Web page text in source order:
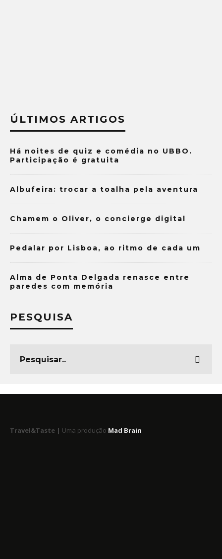
ÚLTIMOS ARTIGOS
Há noites de quiz e comédia no UBBO.
Participação é gratuita
Albufeira: trocar a toalha pela aventura
Chamem o Oliver, o concierge digital
Pedalar por Lisboa, ao ritmo de cada um
Alma de Ponta Delgada renasce entre
paredes com memória
PESQUISA
Travel&Taste | Uma produção Mad Brain